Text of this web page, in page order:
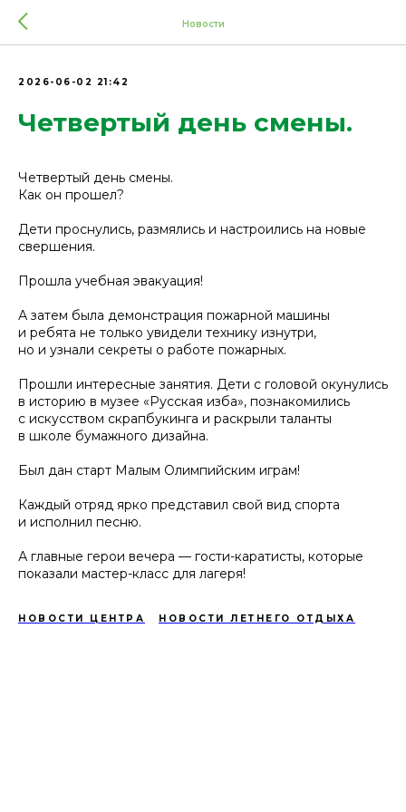
Новости
2026-06-02 21:42
Четвертый день смены.
Четвертый день смены.
Как он прошел?
Дети проснулись, размялись и настроились на новые
свершения.
Прошла учебная эвакуация!
А затем была демонстрация пожарной машины
и ребята не только увидели технику изнутри,
но и узнали секреты о работе пожарных.
Прошли интересные занятия. Дети с головой окунулись
в историю в музее «Русская изба», познакомились
с искусством скрапбукинга и раскрыли таланты
в школе бумажного дизайна.
Был дан старт Малым Олимпийским играм!
Каждый отряд ярко представил свой вид спорта
и исполнил песню.
А главные герои вечера — гости-каратисты, которые
показали мастер-класс для лагеря!
НОВОСТИ ЦЕНТРА НОВОСТИ ЛЕТНЕГО ОТДЫХА